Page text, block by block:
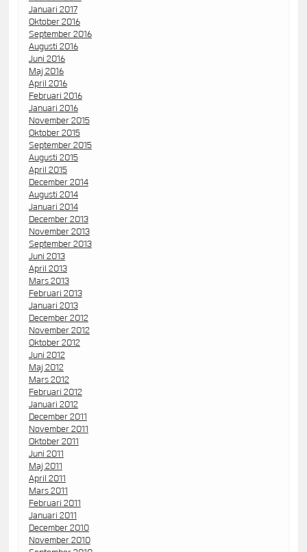
Januari 2017
Oktober 2016
September 2016
Augusti 2016
Juni 2016
Maj 2016
April 2016
Februari 2016
Januari 2016
November 2015
Oktober 2015
September 2015
Augusti 2015
April 2015
December 2014
Augusti 2014
Januari 2014
December 2013
November 2013
September 2013
Juni 2013
April 2013
Mars 2013
Februari 2013
Januari 2013
December 2012
November 2012
Oktober 2012
Juni 2012
Maj 2012
Mars 2012
Februari 2012
Januari 2012
December 2011
November 2011
Oktober 2011
Juni 2011
Maj 2011
April 2011
Mars 2011
Februari 2011
Januari 2011
December 2010
November 2010